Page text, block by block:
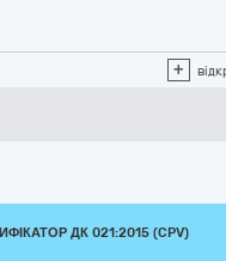
+
ДК 021:2015 (CPV)